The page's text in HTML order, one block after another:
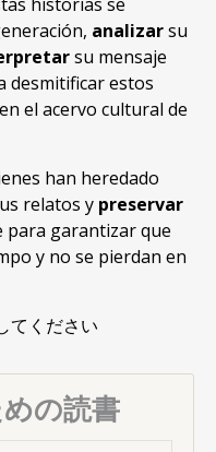
, analizarsu
su mensaje
desmitificar estos
el acervo cultural de
han heredado
relatos y preservar
para garantizar que
y no se pierdan en
てください
の読書